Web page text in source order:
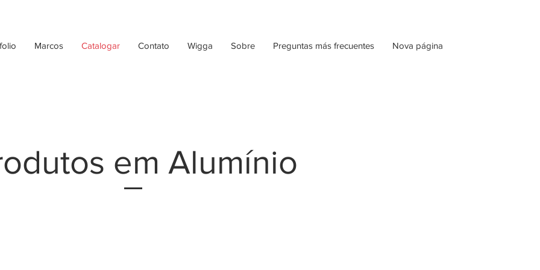
Marcos Catalogar Contato Wigga Sobre Preguntas más frecuentes Nova página
em Alumínio